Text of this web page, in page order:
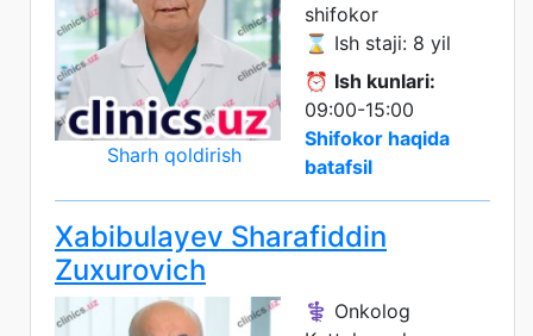
Sharh qoldirish
shifokor
⌛ Ish staji: 8 yil
⏰ Ish kunlari:
09:00-15:00
Shifokor haqida
batafsil
Xabibulayev Sharafiddin
Zuxurovich
⚕️ Onkolog